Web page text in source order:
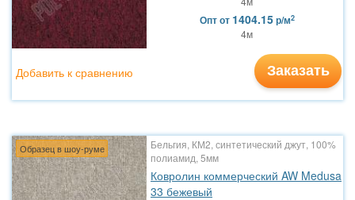
Оптот 1404.15р/м2
4м
Заказать
Добавить к сравнению
Образец в шоу-руме
Бельгия, КМ2, синтетический джут, 100%
полиамид, 5мм
Ковролин коммерческий AW Medusa
33 бежевый